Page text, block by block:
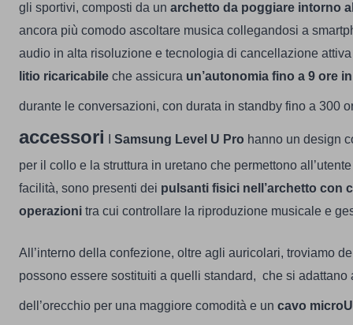
gli sportivi, composti da un archetto da poggiare intorno
ancora più comodo ascoltare musica collegandosi a
audio in alta risoluzione e tecnologia di cancellazione
litio ricaricabile che assicura un’autonomia fino a 9 ore
durante le conversazioni, con durata in standby fino a 300
accessori Samsung Level U Pro hanno un design
per il collo e la struttura in uretano che permettono
facilità, sono presenti dei pulsanti fisici nell’archetto con
operazioni tra cui controllare la riproduzione musicale e
All’interno della confezione, oltre agli auricolari, troviamo
possono essere sostituiti a quelli standard, che si adattano
dell’orecchio per una maggiore comodità e un cavo